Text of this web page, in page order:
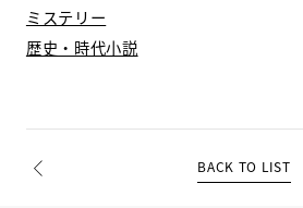
ミステリー
歴史・時代小説
BACK TO LIST